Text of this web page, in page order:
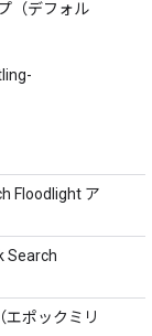
（デフォル
Floodlight ア
Search
ポックミリ